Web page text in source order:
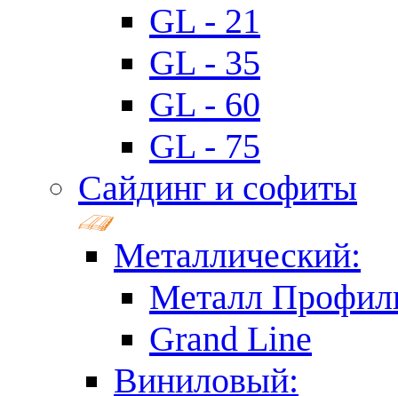
GL - 21
GL - 35
GL - 60
GL - 75
Сайдинг и софиты
Металлический:
Металл
Grand Line
Виниловый: